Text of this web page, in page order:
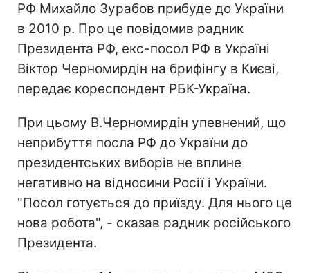
РФ Михайло Зурабов прибуде до України
в 2010 р. Про це повідомив радник
Президента РФ, екс-посол РФ в Україні
Віктор Черномирдін на брифінгу в Києві,
передає кореспондент РБК-Україна.
При цьому В.Черномирдін упевнений, що
неприбуття посла РФ до України до
президентських виборів не вплине
негативно на відносини Росії і України.
"Посол готується до приїзду. Для нього це
нова робота", - сказав радник російського
Президента.